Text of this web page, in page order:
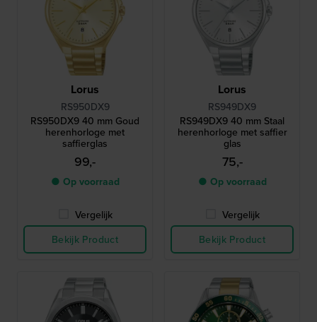
Lorus
RS950DX9
RS950DX9 40 mm Goud
herenhorloge met
saffierglas
99,-
● Op voorraad
Vergelijk
Bekijk Product
Lorus
RS949DX9
RS949DX9 40 mm Staal
herenhorloge met saffier
glas
75,-
● Op voorraad
Vergelijk
Bekijk Product